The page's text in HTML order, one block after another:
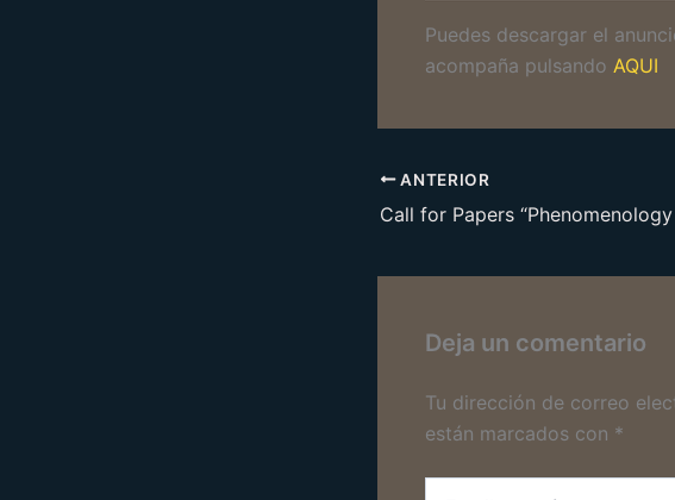
Puedes descargar el
acompaña pulsando AQUI
ANTERIOR
Deja un comentario
Tu dirección de correo
están marcados con *